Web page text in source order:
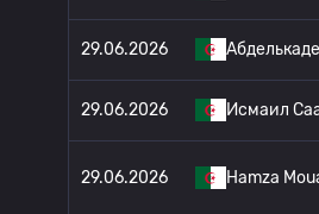
29.06.2026
29.06.2026 Исмаил
29.06.2026 Hamza